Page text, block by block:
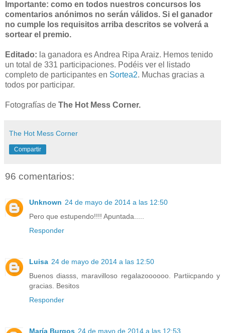
Importante: como en todos nuestros concursos los
comentarios anónimos no serán válidos. Si el ganador
no cumple los requisitos arriba descritos se volverá a
sortear el premio.
Editado: la ganadora es Andrea Ripa Araiz. Hemos tenido
un total de 331 participaciones. Podéis ver el listado
completo de participantes en Sortea2. Muchas gracias a
todos por participar.
Fotografías de The Hot Mess Corner.
The Hot Mess Corner
Compartir
96 comentarios:
Unknown 24 de mayo de 2014 a las 12:50
Pero que estupendo!!!! Apuntada.....
Responder
Luisa 24 de mayo de 2014 a las 12:50
Buenos diasss, maravilloso regalazoooooo. Partiicpando y
gracias. Besitos
Responder
María Burgos 24 de mayo de 2014 a las 12:53